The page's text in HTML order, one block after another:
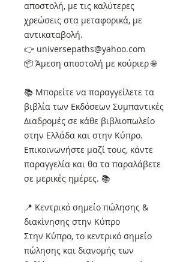
αποστολή, με τις καλύτερες
χρεώσεις στα μεταφορικά, με
αντικαταβολή.
👉 universepaths@yahoo.com
📦 Άμεση αποστολή με κούριερ 🌐
📚 Μπορείτε να παραγγείλετε τα
βιβλία των Εκδόσεων Συμπαντικές
Διαδρομές σε κάθε βιβλιοπωλείο
στην Ελλάδα και στην Κύπρο.
Επικοινωνήστε μαζί τους, κάντε
παραγγελία και θα τα παραλάβετε
σε μερικές ημέρες. 📚
📍 Κεντρικό σημείο πώλησης &
διακίνησης στην Κύπρο
Στην Κύπρο, το κεντρικό σημείο
πώλησης και διανομής των